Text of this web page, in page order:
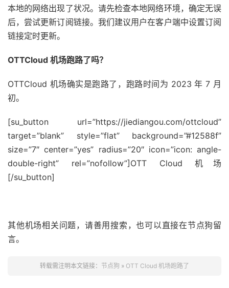
本地的网络出现了状况。请先检查本地网络环境，确定无误
后，尝试更新订阅链接。我们建议用户在客户端中设置订阅
链接定时更新。
OTTCloud 机场跑路了吗？
OTTCloud 机场确实是跑路了，跑路时间为 2023 年 7 月
初。
[su_button url=”https://jiediangou.com/ottcloud”
target=”blank” style=”flat” background=”#12588f”
size=”7″ center=”yes” radius=”20″ icon=”icon: angle-
double-right” rel=”nofollow”]OTT Cloud 机场
[/su_button]
其他机场相关问题，请善用搜索，也可以直接在节点狗留
言。
转载需注明本文链接： 节点狗 » OTT Cloud 机场跑路了